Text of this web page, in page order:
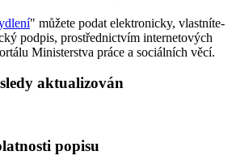
" můžete podat elektronicky, vlastníte-
podpis, prostřednictvím internetových
Ministerstva práce a sociálních věcí.
aktualizován
popisu